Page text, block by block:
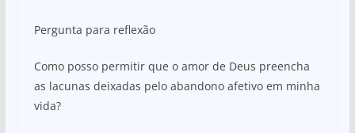
Pergunta para reflexão
Como posso permitir que o amor de Deus preencha
as lacunas deixadas pelo abandono afetivo em minha
vida?